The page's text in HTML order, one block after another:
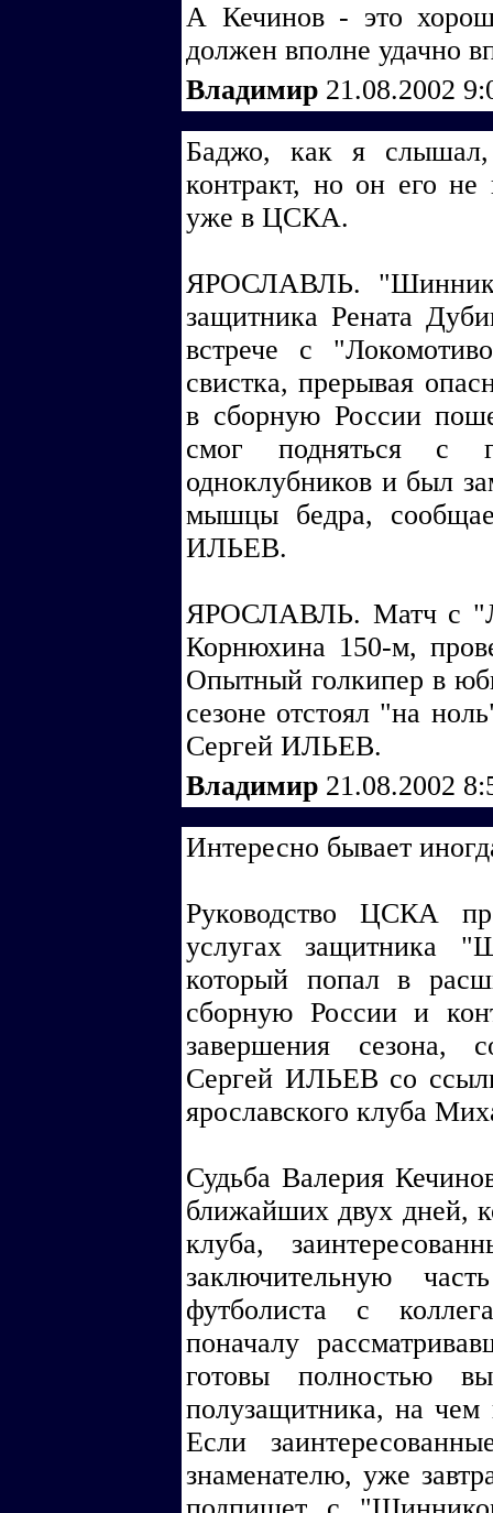
А Кечинов - это
должен вполне удачно
Владимир 21.08.2002
Баджо, как я слышал,
контракт, но он его
уже в ЦСКА.
ЯРОСЛАВЛЬ.
защитника Рената
встрече с
свистка, прерывая
в сборную России
смог подняться с
одноклубников и был
мышцы бедра,
ИЛЬЕВ.
ЯРОСЛАВЛЬ. Матч с
Корнюхина 150-м,
Опытный голкипер в
сезоне отстоял "на
Сергей ИЛЬЕВ.
Владимир 21.08.2002
Интересно бывает
Руководство ЦСКА
услугах защитника
который попал в
сборную России и
завершения сезона,
Сергей ИЛЬЕВ со
ярославского клуба
Судьба Валерия
ближайших двух дней,
клуба,
заключительную
футболиста с
поначалу
готовы полностью
полузащитника, на чем
Если
знаменателю, уже